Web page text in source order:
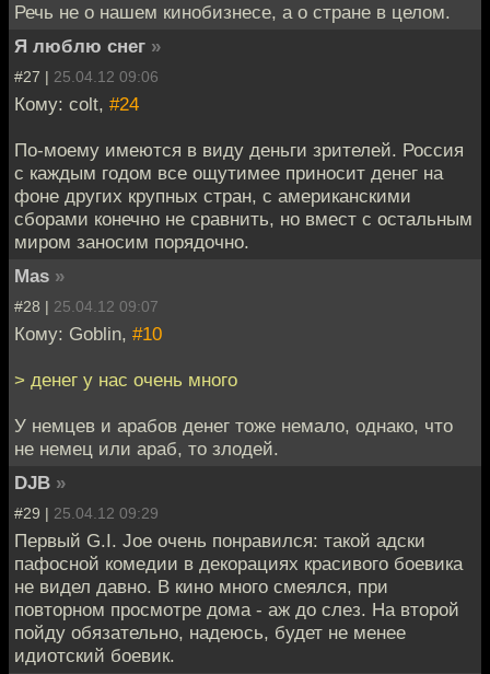
Речь не о нашем кинобизнесе, а о стране в целом.
Я люблю снег »
#27 | 25.04.12 09:06
Кому: colt, #24
По-моему имеются в виду деньги зрителей. Россия
с каждым годом все ощутимее приносит денег на
фоне других крупных стран, с американскими
сборами конечно не сравнить, но вмест с остальным
миром заносим порядочно.
Mas »
#28 | 25.04.12 09:07
Кому: Goblin, #10
> денег у нас очень много
У немцев и арабов денег тоже немало, однако, что
не немец или араб, то злодей.
DJB »
#29 | 25.04.12 09:29
Первый G.I. Joe очень понравился: такой адски
пафосной комедии в декорациях красивого боевика
не видел давно. В кино много смеялся, при
повторном просмотре дома - аж до слез. На второй
пойду обязательно, надеюсь, будет не менее
идиотский боевик.